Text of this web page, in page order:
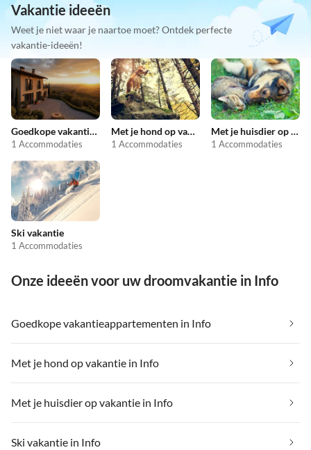
Vakantie ideeën
Weet je niet waar je naartoe moet? Ontdek perfecte
vakantie-ideeën!
Goedkope vakantieappartementen
1 Accommodaties
Met je hond op vakantie
1 Accommodaties
Met je huisdier op vakantie
1 Accommodaties
Ski vakantie
1 Accommodaties
Onze ideeën voor uw droomvakantie in Info
Goedkope vakantieappartementen in Info
Met je hond op vakantie in Info
Met je huisdier op vakantie in Info
Ski vakantie in Info